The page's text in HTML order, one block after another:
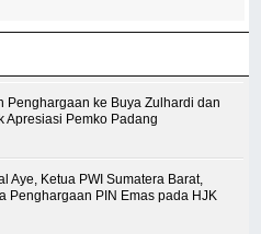
Penghargaan ke Buya Zulhardi dan
Apresiasi Pemko Padang
Aye, Ketua PWI Sumatera Barat,
Penghargaan PIN Emas pada HJK